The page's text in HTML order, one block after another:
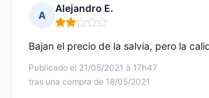
A
Alejandro E.
Nota: 2 de 5
Publicado el 21/05/2021 à 17h47
tras una compra de 18/05/2021
Bajan el precio de la salvia, pero la